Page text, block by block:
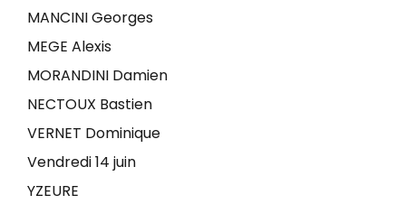
MANCINI Georges
MEGE Alexis
MORANDINI Damien
NECTOUX Bastien
VERNET Dominique
Vendredi 14 juin
YZEURE